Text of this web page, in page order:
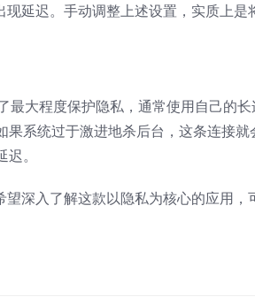
延迟。手动调整上述设置，实质上是
最大程度保护隐私，通常使用自己的长
系统过于激进地杀后台，这条连接就
。
深入了解这款以隐私为核心的应用，